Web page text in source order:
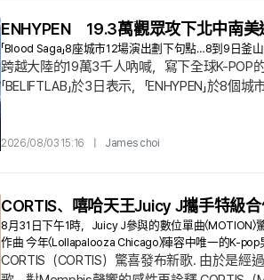
ENHYPEN 19.3萬觀眾攻下北中南
「Blood Saga」8座城市12場演出劃下句點…8到9日釜
跨越大陸的19萬3千人吶喊，寫下全球K-POP
「BELIFTLAB」於3日表示，「ENHYPEN」於8
2026/08/03 15:16 | James choi
CORTIS、嘻哈天王Juicy J攜手特級合
8月31日下午1時，Juicy J參與的數位單曲〈MOTION
作曲 今年〈Lollapalooza Chicago〉陣容中唯一的K-
CORTIS（CORTIS）驚喜發布新歌. 由於是經